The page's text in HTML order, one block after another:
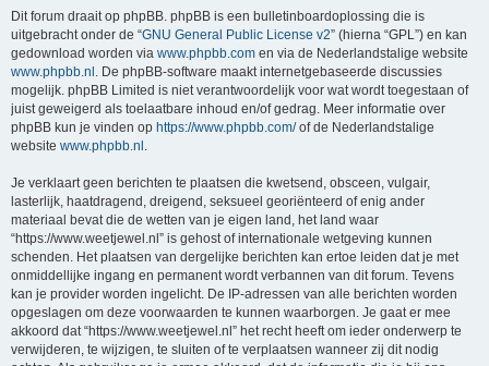
Dit forum draait op phpBB. phpBB is een bulletinboardoplossing die is
uitgebracht onder de “GNU General Public License v2” (hierna “GPL”) en kan
gedownload worden via www.phpbb.com en via de Nederlandstalige website
www.phpbb.nl . De phpBB-software maakt internetgebaseerde discussies
mogelijk. phpBB Limited is niet verantwoordelijk voor wat wordt toegestaan of
juist geweigerd als toelaatbare inhoud en/of gedrag. Meer informatie over
phpBB kun je vinden op https://www.phpbb.com/of de Nederlandstalige
website www.phpbb.nl .
Je verklaart geen berichten te plaatsen die kwetsend, obsceen, vulgair,
lasterlijk, haatdragend, dreigend, seksueel georiënteerd of enig ander
materiaal bevat die de wetten van je eigen land, het land waar
“https://www.weetjewel.nl” is gehost of internationale wetgeving kunnen
schenden. Het plaatsen van dergelijke berichten kan ertoe leiden dat je met
onmiddellijke ingang en permanent wordt verbannen van dit forum. Tevens
kan je provider worden ingelicht. De IP-adressen van alle berichten worden
opgeslagen om deze voorwaarden te kunnen waarborgen. Je gaat er mee
akkoord dat “https://www.weetjewel.nl” het recht heeft om ieder onderwerp te
verwijderen, te wijzigen, te sluiten of te verplaatsen wanneer zij dit nodig